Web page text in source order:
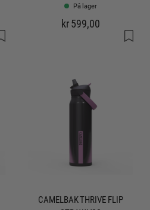
På lager
kr 599,00
CAMELBAK THRIVE FLIP